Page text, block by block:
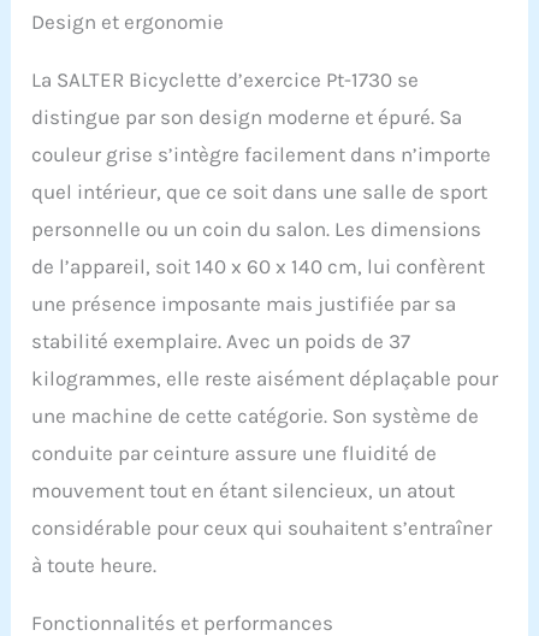
également TEST
RECOVERY
mode manuel et 12
programmes prédéfinis :
6 programmes prédéfinis
avec 16 niveaux de
résistance, programme
BODY FAT, programme
PULSO CIF, 3
programmes H.R.C.
(contrôle du pouls
cardiaque) et programme
utilisateur Support pour
tablette ou téléphone
de commande. Double
système de captation du
pouls : mesure du pouls
et par système de
Design et ergonomie
La SALTER Bicyclette d’exercice Pt-1730 se
distingue par son design moderne et épuré. Sa
couleur grise s’intègre facilement dans n’importe
quel intérieur, que ce soit dans une salle de sport
personnelle ou un coin du salon. Les dimensions
de l’appareil, soit 140 x 60 x 140 cm, lui confèrent
une présence imposante mais justifiée par sa
stabilité exemplaire. Avec un poids de 37
kilogrammes, elle reste aisément déplaçable pour
une machine de cette catégorie. Son système de
conduite par ceinture assure une fluidité de
mouvement tout en étant silencieux, un atout
considérable pour ceux qui souhaitent s’entraîner
à toute heure.
Fonctionnalités et performances